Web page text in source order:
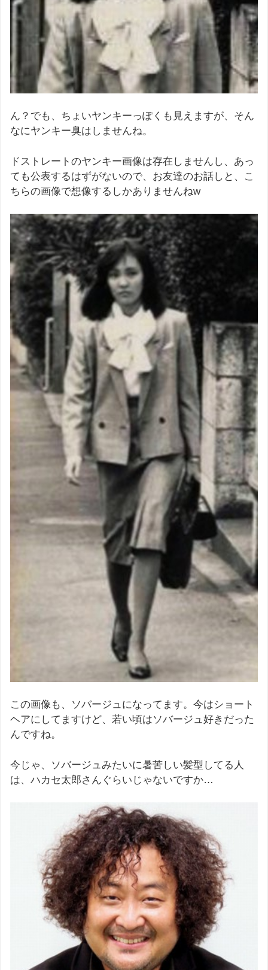
ん？でも、ちょいヤンキーっぽくも見えますが、そん
なにヤンキー臭はしませんね。
ドストレートのヤンキー画像は存在しませんし、あっ
ても公表するはずがないので、お友達のお話しと、こ
ちらの画像で想像するしかありませんねw
この画像も、ソバージュになってます。今はショート
ヘアにしてますけど、若い頃はソバージュ好きだった
んですね。
今じゃ、ソバージュみたいに暑苦しい髪型してる人
は、ハカセ太郎さんぐらいじゃないですか…